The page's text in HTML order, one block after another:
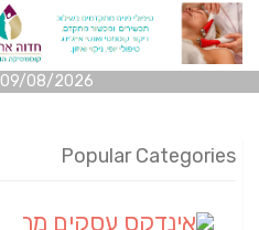
09/08/2026 12:03 12
Popular Categories